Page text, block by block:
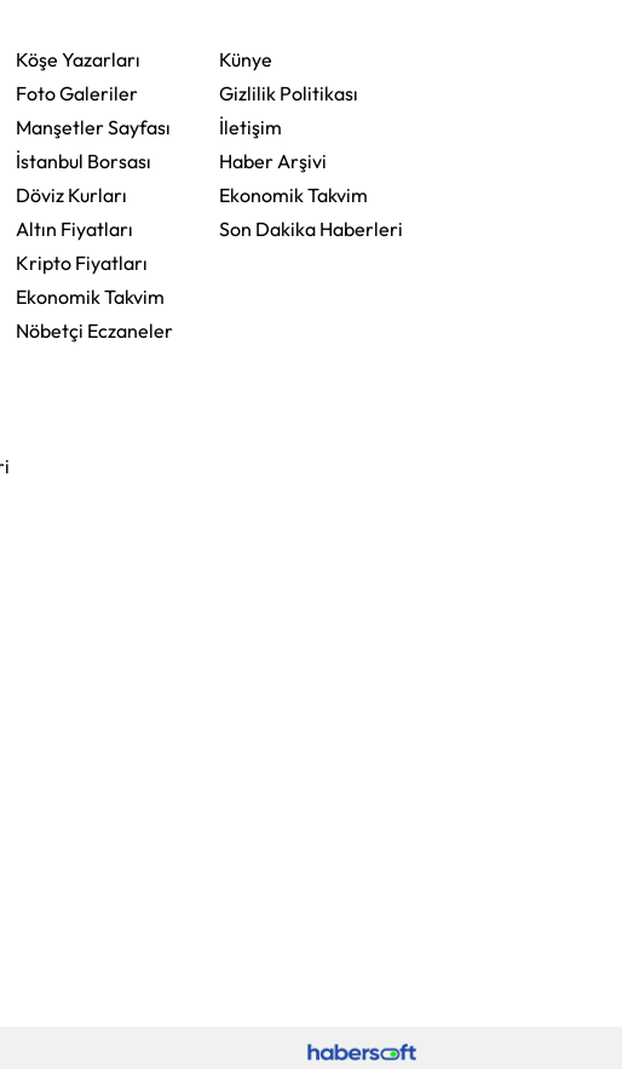
Köşe Yazarları
Foto Galeriler
Manşetler Sayfası
İstanbul Borsası
Döviz Kurları
Altın Fiyatları
Kripto Fiyatları
Ekonomik Takvim
Nöbetçi Eczaneler
Künye
Gizlilik Politikası
İletişim
Haber Arşivi
Ekonomik Takvim
Son Dakika Haberleri